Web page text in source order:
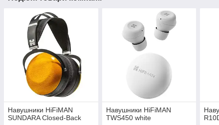
Навушники HiFiMAN
SUNDARA Closed-Back
Навушники HiFiMAN
TWS450 white